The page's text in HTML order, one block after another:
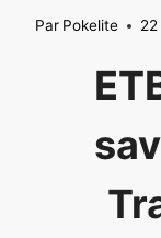
Par Pokelite